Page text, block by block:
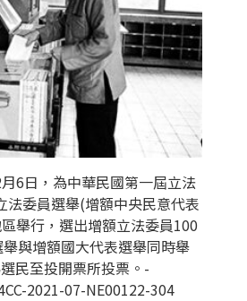
6日，為中華民國第一屆立法
法委員選舉(增額中央民意代表
舉行，選出增額立法委員100
與增額國大代表選舉同時舉
民至投開票所投票。-
2021-07-NE00122-304